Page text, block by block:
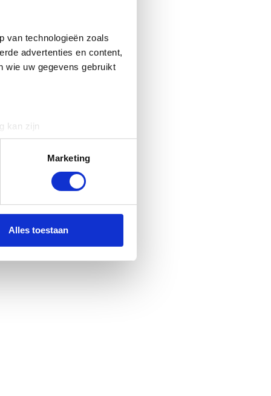
van technologieën zoals
advertenties en content,
wie uw gegevens gebruikt
kan zijn
detailgedeelte in. U kunt uw
partners voor social
die u aan ze heeft
Marketing
Alles toestaan